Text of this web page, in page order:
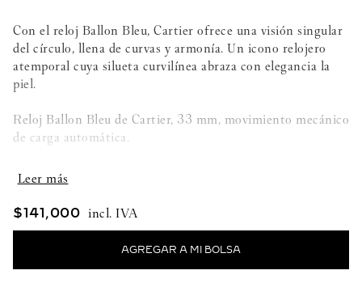
Con el reloj Ballon Bleu, Cartier ofrece una visión singular
del círculo, llena de curvas y armonía. Un icono relojero
atemporal cuya silueta curvilínea abraza con elegancia la
piel.
Reloj Ballon Bleu de Cartier, 33 mm, movimiento mecánico
de carga automática.
Caja de acero. Corona acanalada de acero decorada con un
sol. Agujas de acero azulado en forma de espada. Cristal de
$141,000